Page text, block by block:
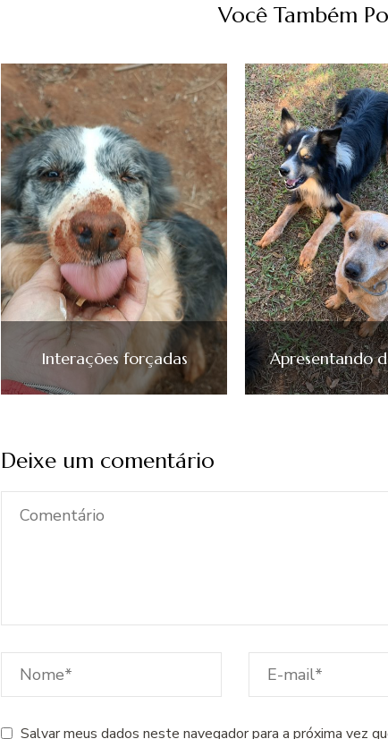
Você Também
Interações forçadas Apresentando
Deixe um comentário
Salvar meus dados neste navegador para a próxima vez